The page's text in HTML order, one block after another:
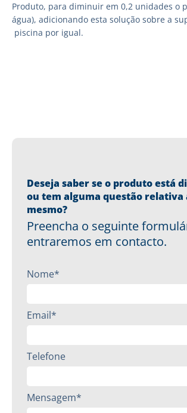
Produto, para diminuir em 0,2 unidades o
água), adicionando esta solução sobre a
piscina por igual.
Deseja saber se o produto está
ou tem alguma questão relativa
mesmo?
Preencha o seguinte
entraremos em contacto.
Nome*
Email*
Telefone
Mensagem*